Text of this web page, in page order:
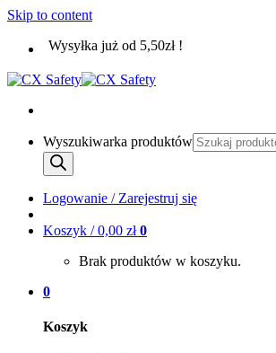
Skip to content
Wysyłka już od 5,50zł !
Wyszukiwarka produktów
Logowanie / Zarejestruj się
Koszyk /0,00 zł 0
Brak produktów w koszyku.
0
Koszyk